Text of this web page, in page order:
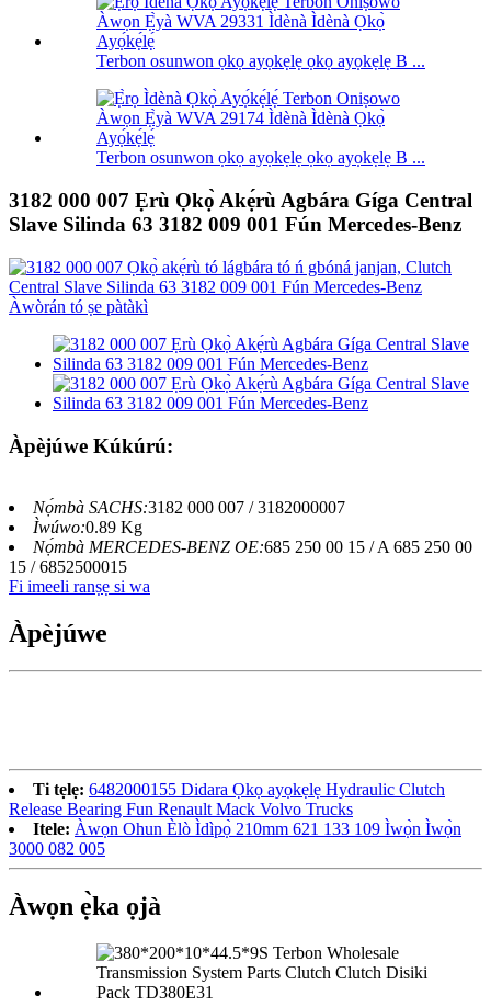
Terbon osunwon ọkọ ayọkẹlẹ ọkọ ayọkẹlẹ B ...
Terbon osunwon ọkọ ayọkẹlẹ ọkọ ayọkẹlẹ B ...
3182 000 007 Ẹrù Ọkọ̀ Akẹ́rù Agbára Gíga Central
Slave Silinda 63 3182 009 001 Fún Mercedes-Benz
Àpèjúwe Kúkúrú:
Nọ́mbà SACHS:3182 000 007 / 3182000007
Ìwúwo:0.89 Kg
Nọ́mbà MERCEDES-BENZ OE:685 250 00 15 / A 685 250 00
15 / 6852500015
Fi imeeli ranṣẹ si wa
Àpèjúwe
Ti tẹlẹ: 6482000155 Didara Ọkọ ayọkẹlẹ Hydraulic Clutch
Release Bearing Fun Renault Mack Volvo Trucks
Itele: Àwọn Ohun Èlò Ìdìpọ̀ 210mm 621 133 109 Ìwọ̀n Ìwọ̀n
3000 082 005
Àwọn ẹ̀ka ọjà